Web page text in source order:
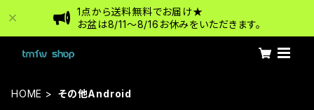
1点から送料無料でお届け★
お盆は8/11〜8/16お休みをいただきます。
HOME その他Android